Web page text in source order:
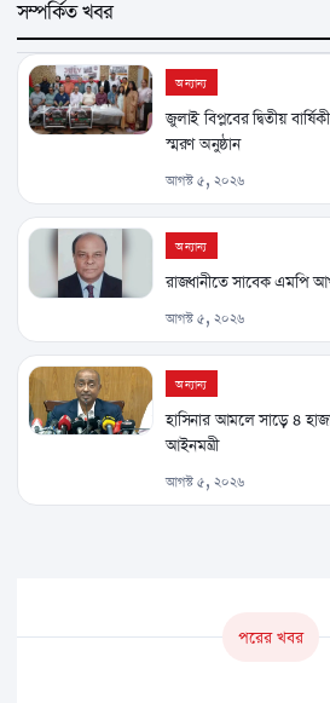
সম্পর্কিত খবর
অন্যান্য
জুলাই বিপ্লবের দ্বিতীয়
স্মরণ অনুষ্ঠান
আগস্ট ৫, ২০২৬
অন্যান্য
রাজধানীতে সাবেক এমপি
আগস্ট ৫, ২০২৬
অন্যান্য
হাসিনার আমলে সাড়ে ৪
আইনমন্ত্রী
আগস্ট ৫, ২০২৬
পরের খবর